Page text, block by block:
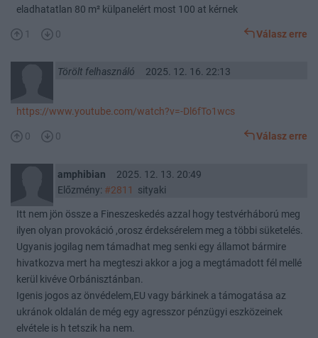
eladhatatlan 80 m² külpanelért most 100 at kérnek
1 0 Válasz erre
Törölt felhasználó 2025. 12. 16. 22:13
https://www.youtube.com/watch?v=-Dl6fTo1wcs
0 0 Válasz erre
amphibian
2025. 12. 13. 20:49
Előzmény: #2811 sityaki
Itt nem jön össze a Fineszeskedés azzal hogy testvérháború meg
ilyen olyan provokáció ,orosz érdeksérelem meg a többi süketelés.
Ugyanis jogilag nem támadhat meg senki egy államot bármire
hivatkozva mert ha megteszi akkor a jog a megtámadott fél mellé
kerül kivéve Orbánisztánban.
Igenis jogos az önvédelem,EU vagy bárkinek a támogatása az
ukránok oldalán de még egy agresszor pénzügyi eszközeinek
elvétele is h tetszik ha nem.